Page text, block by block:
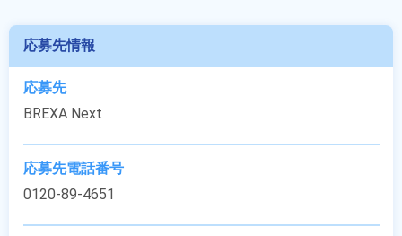
応募先情報
応募先
BREXA Next
応募先電話番号
0120-89-4651